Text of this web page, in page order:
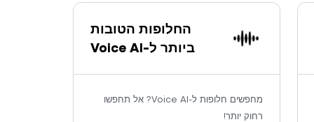
החלופות הטובות
ביותר ל-Voice AI
מחפשים חלופות ל-Voice AI? אל תחפשו
רחוק יותר!